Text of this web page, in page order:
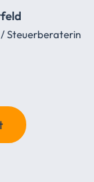
Steuerberaterin